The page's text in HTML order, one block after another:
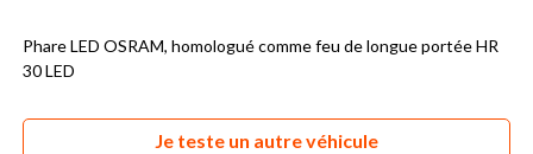
Phare LED OSRAM, homologué comme feu de longue portée HR
30 LED
Je teste un autre véhicule